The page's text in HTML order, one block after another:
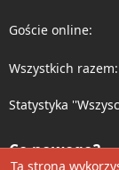
Goście online
Wszystkich razem
Statystyka
Co nowego?
Ta strona